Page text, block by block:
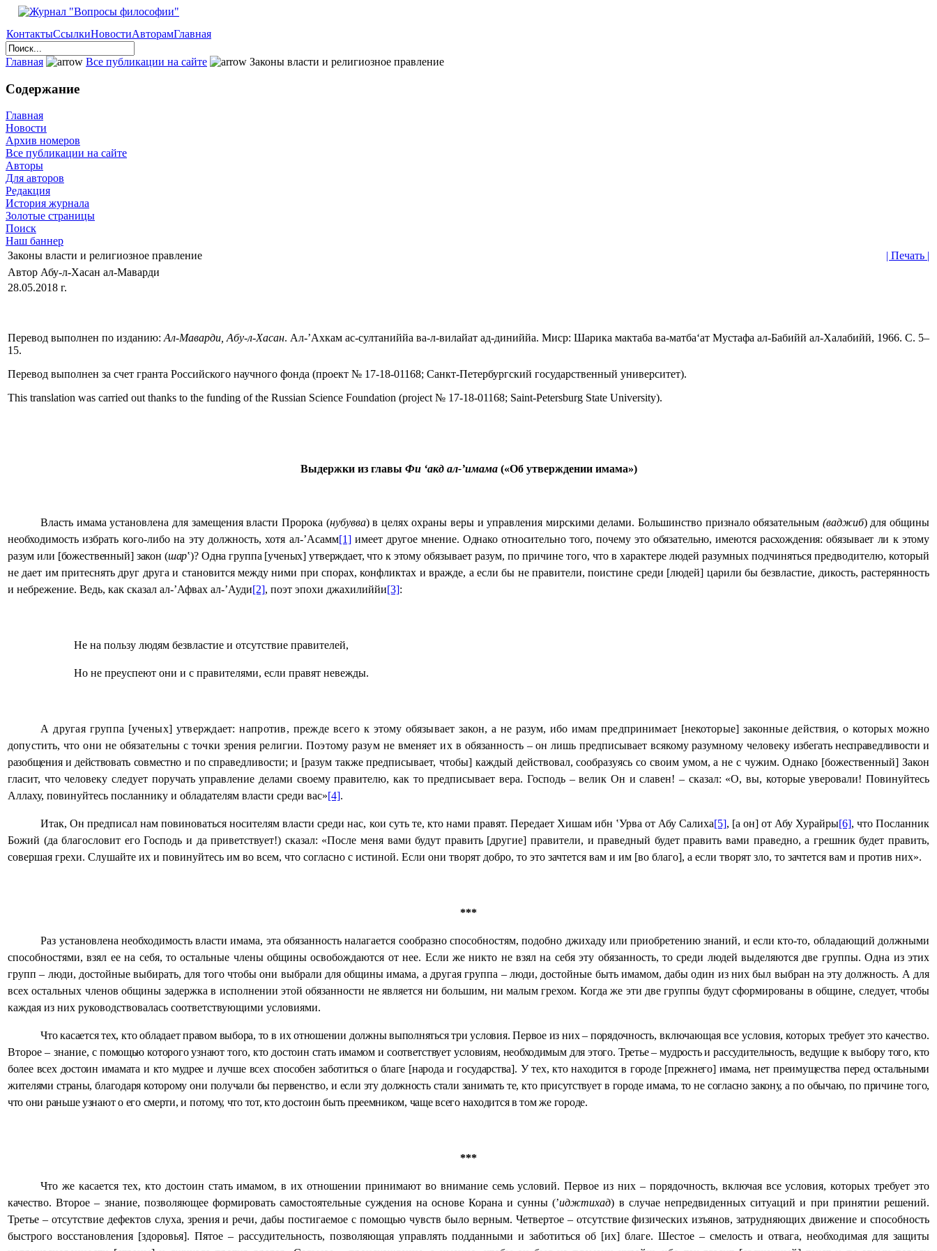
КонтактыСсылкиНовостиАвторамГлавная
Главная Все публикации на сайте Законы власти и религиозное правление
Содержание
Главная
Новости
Архив номеров
Все публикации на сайте
Авторы
Для авторов
Редакция
История журнала
Золотые страницы
Поиск
Наш баннер
Законы власти и религиозное правление
| Печать |
Автор Абу-л-Хасан ал-Маварди
28.05.2018 г.
Перевод выполнен по изданию:Ал-Маварди, Абу-л-Хасан. Ал-’Ахкам ас-султаниййа ва-л-вилайат ад-диниййа. Миср: Шарика мактаба ва-матба‘ат Мустафа ал-Бабийй ал-Халабийй, 1966. С. 5–
15.
Перевод выполнен за счет гранта Российского научного фонда (проект № 17-18-01168; Санкт-Петербургский государственный университет).
This translation was carried out thanks to the funding of the Russian Science Foundation (project № 17-18-01168; Saint-Petersburg State University).
Выдержки из главы Фи ‘акд ал-’имама(«Об утверждении имама»)
Власть имама установлена для замещения власти Пророка (нубувва) в целях охраны веры и управления мирскими делами. Большинство признало обязательным (ваджиб) для общины
необходимость избрать кого-либо на эту должность, хотя ал-’Асамм[1] имеет другое мнение. Однако относительно того, почему это обязательно, имеются расхождения: обязывает ли к этому
разум или [божественный] закон (шар‛)? Одна группа [ученых] утверждает, что к этомуобязывает разум, по причине того, что в характере людей разумных подчиняться предводителю, который
не дает им притеснять друг друга и становится между ними при спорах, конфликтах и вражде, а если бы не правители, поистине среди [людей] царили бы безвластие, дикость, растерянность
и небрежение. Ведь, как сказал ал-’Афвах ал-’Ауди[2], поэт эпохи джахилиййи[3]:
Не на пользу людям безвластие и отсутствие правителей,
Но не преуспеют они и с правителями, если правят невежды.
А другая группа [ученых] утверждает: напротив, прежде всего к этому обязывает закон, а не разум, ибо имам предпринимает [некоторые] законные действия, о которых можно
допустить, что они не обязательны с точки зрения религии. Поэтому разум не вменяет их в обязанность – он лишь предписывает всякому разумному человеку избегать несправедливости и
разобщения и действовать совместно и посправедливости; и [разум также предписывает, чтобы] каждый действовал, сообразуясь со своим умом, а не с чужим. Однако [божественный] Закон
гласит, что человеку следует поручать управление делами своему правителю, как то предписывает вера. Господь – велик Он и славен! – сказал: «О, вы, которые уверовали! Повинуйтесь
Аллаху, повинуйтесь посланнику и обладателям власти среди вас»[4].
Итак, Он предписал нам повиноваться носителям власти среди нас, кои суть те, кто нами правят. Передает Хишам ибн ‛Урва от Абу Салиха[5], [а он] от Абу Хурайры[6], что Посланник
Божий (да благословит его Господь и да приветствует!) сказал: «После меня вами будут править [другие] правители, и праведный будет править вами праведно, а грешник будет править,
совершая грехи. Слушайте их и повинуйтесь им во всем, что согласно с истиной. Если они творят добро, то это зачтется вам и им [во благо], а если творят зло, то зачтется вам и против них».
***
Раз установлена необходимость власти имама, эта обязанность налагается сообразно способностям, подобно джихаду или приобретению знаний, и если кто-то, обладающий должными
способностями, взял ее на себя, то остальные члены общины освобождаются от нее. Если же никто не взял на себя эту обязанность, то среди людей выделяются две группы. Одна из этих
групп – люди, достойные выбирать, для того чтобы они выбрали для общины имама, а другая группа – люди, достойные быть имамом, дабы один из них был выбран на эту должность. А для
всех остальных членов общины задержка в исполнении этой обязанности не является ни большим, ни малым грехом. Когда же эти две группы будут сформированы в общине, следует, чтобы
каждая из них руководствовалась соответствующими условиями.
Что касается тех, кто обладает правом выбора, то в их отношении должны выполняться три условия. Первое из них – порядочность, включающая все условия, которых требует это качество.
Второе – знание, с помощью которого узнают того, кто достоин стать имамом и соответствует условиям, необходимым для этого. Третье – мудрость и рассудительность, ведущие к выбору того, кто
более всех достоин имамата и кто мудрее и лучше всех способен заботиться о благе [народа и государства]. У тех, кто находится в городе [прежнего] имама, нет преимущества перед остальными
жителями страны, благодаря которому они получали бы первенство, и если эту должность стали занимать те, кто присутствует в городе имама, то не согласно закону, а по обычаю, по причине того,
что они раньше узнают о его смерти, и потому, что тот, кто достоин быть преемником, чаще всего находится в том же городе.
***
Что же касается тех, кто достоин стать имамом, в их отношении принимают во внимание семь условий. Первое из них – порядочность, включая все условия, которых требует это
качество. Второе – знание, позволяющее формировать самостоятельные суждения на основе Корана и сунны (’иджтихад) в случае непредвиденных ситуаций и при принятии решений.
Третье – отсутствие дефектов слуха, зрения и речи, дабы постигаемое с помощью чувств было верным. Четвертое – отсутствие физических изъянов, затрудняющих движение и способность
быстрого восстановления [здоровья]. Пятое – рассудительность, позволяющая управлять подданными и заботиться об [их] благе. Шестое – смелость и отвага, необходимая для защиты